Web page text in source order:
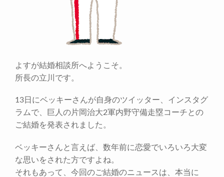
よすが結婚相談所へようこそ。
所長の立川です。
13日にベッキーさんが自身のツイッター、インスタグ
ラムで、巨人の片岡治大2軍内野守備走塁コーチとの
ご結婚を発表されました。
ベッキーさんと言えば、数年前に恋愛でいろいろ大変
な思いをされた方ですよね。
それもあって、今回のご結婚のニュースは、本当に